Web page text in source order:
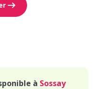
à Sossay